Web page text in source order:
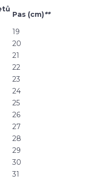
Pas (cm)**
19
20
21
22
23
24
25
26
27
28
29
30
31